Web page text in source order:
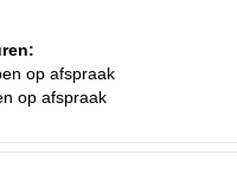
op afspraak
op afspraak